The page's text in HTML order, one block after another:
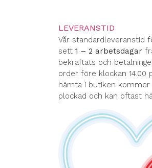
LEVERANSTID
Vår standardleveranstid
sett 1 – 2 arbetsdagar
bekräftats och
order före klockan 14.00
hämta i butiken
plockad och kan oftast